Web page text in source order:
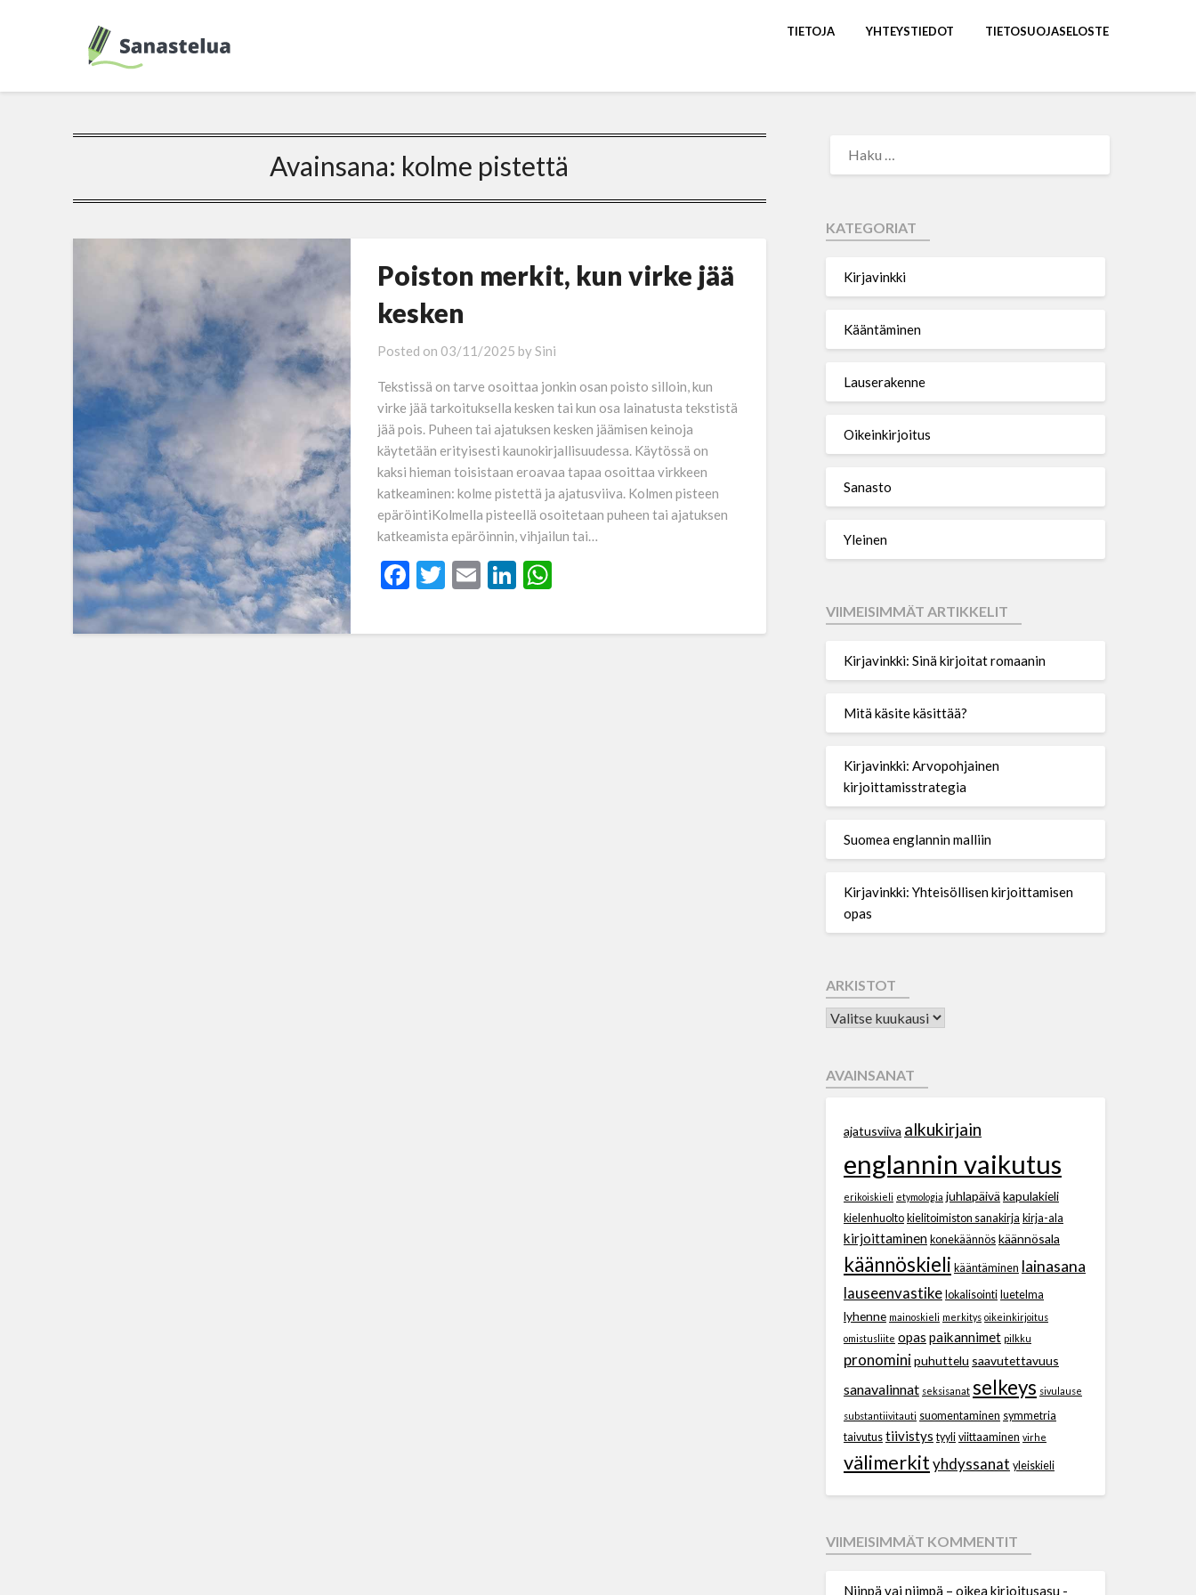
TIETOJA YHTEYSTIEDOT TIETOSUOJASELOSTE
Avainsana: kolme pistettä
Poiston merkit, kun virke jää
kesken
Posted on 03/11/2025 bySini
Tekstissä on tarve osoittaa jonkin osan poisto silloin, kun
virke jää tarkoituksella kesken tai kun osa lainatusta tekstistä
jää pois. Puheen tai ajatuksen kesken jäämisen keinoja
käytetään erityisesti kaunokirjallisuudessa. Käytössä on
kaksi hieman toisistaan eroavaa tapaa osoittaa virkkeen
katkeaminen: kolme pistettä ja ajatusviiva. Kolmen pisteen
epäröintiKolmella pisteellä osoitetaan puheen tai ajatuksen
katkeamista epäröinnin, vihjailun tai…
Facebook
Twitter
EmailLinkedIn
WhatsApp
KATEGORIAT
Kirjavinkki
Kääntäminen
Lauserakenne
Oikeinkirjoitus
Sanasto
Yleinen
VIIMEISIMMÄT ARTIKKELIT
Kirjavinkki: Sinä kirjoitat romaanin
Mitä käsite käsittää?
Kirjavinkki: Arvopohjainen
kirjoittamisstrategia
Suomea englannin malliin
Kirjavinkki: Yhteisöllisen kirjoittamisen
opas
ARKISTOT
AVAINSANAT
ajatusviiva alkukirjain
englannin vaikutus
erikoiskieli etymologia juhlapäivä kapulakieli
kielenhuolto kielitoimiston sanakirja kirja-ala
kirjoittaminen konekäännös käännösala
käännöskieli kääntäminen lainasana
lauseenvastike lokalisointi luetelma
lyhenne mainoskieli merkitys oikeinkirjoitus
omistusliite opas paikannimet pilkku
pronominipuhuttelu saavutettavuus
sanavalinnat seksisanat selkeys sivulause
substantiivitauti suomentaminen symmetria
taivutus tiivistys tyyli viittaaminen virhe
välimerkityhdyssanat yleiskieli
VIIMEISIMMÄT KOMMENTIT
Niinpä vai niimpä – oikea kirjoitusasu -